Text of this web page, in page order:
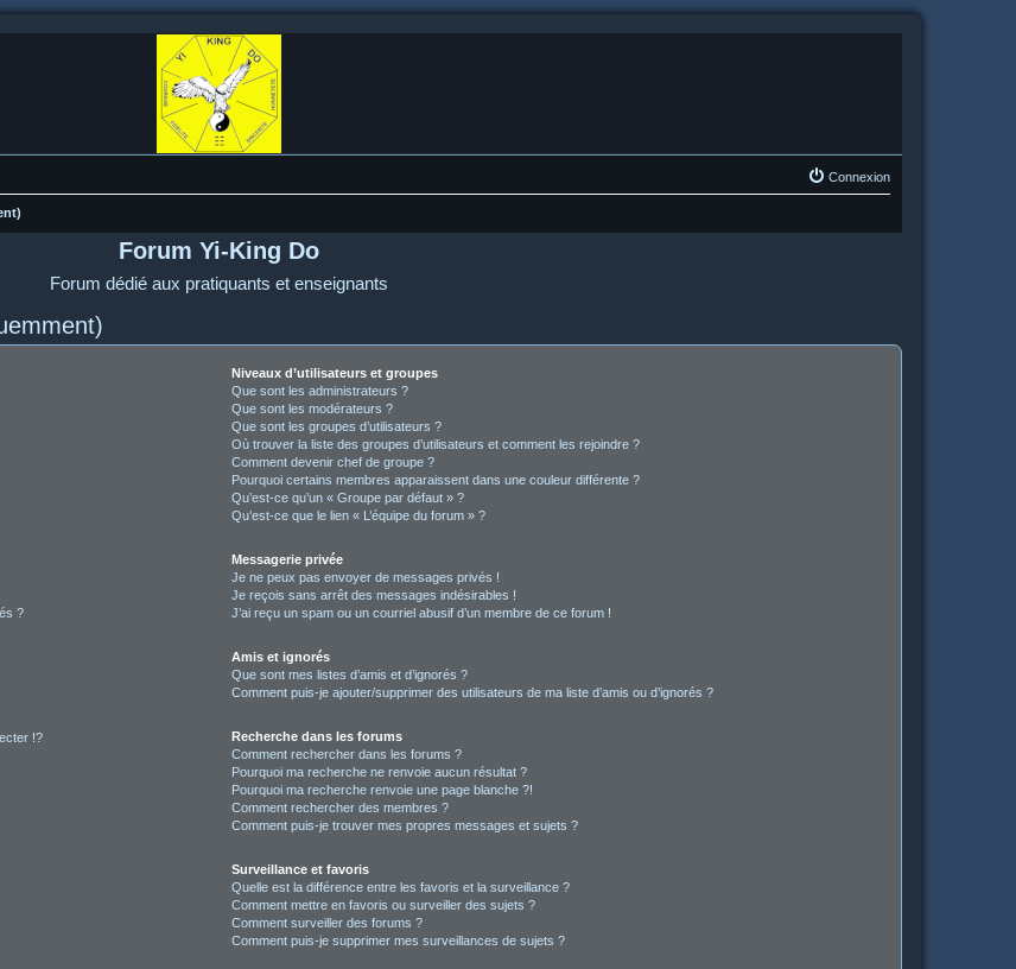
Connexion
Forum Yi-King Do
Forum dédié aux pratiquants et enseignants
?
!?
Niveaux d’utilisateurs et groupes
Que sont les administrateurs ?
Que sont les modérateurs ?
Que sont les groupes d’utilisateurs ?
Où trouver la liste des groupes d’utilisateurs et comment les rejoindre ?
Comment devenir chef de groupe ?
Pourquoi certains membres apparaissent dans une couleur différente ?
Qu’est-ce qu’un « Groupe par défaut » ?
Qu’est-ce que le lien « L’équipe du forum » ?
Messagerie privée
Je ne peux pas envoyer de messages privés !
Je reçois sans arrêt des messages indésirables !
J’ai reçu un spam ou un courriel abusif d’un membre de ce forum !
Amis et ignorés
Que sont mes listes d’amis et d’ignorés ?
Comment puis-je ajouter/supprimer des utilisateurs de ma liste d’amis ou d’ignorés ?
Recherche dans les forums
Comment rechercher dans les forums ?
Pourquoi ma recherche ne renvoie aucun résultat ?
Pourquoi ma recherche renvoie une page blanche ?!
Comment rechercher des membres ?
Comment puis-je trouver mes propres messages et sujets ?
Surveillance et favoris
Quelle est la différence entre les favoris et la surveillance ?
Comment mettre en favoris ou surveiller des sujets ?
Comment surveiller des forums ?
Comment puis-je supprimer mes surveillances de sujets ?